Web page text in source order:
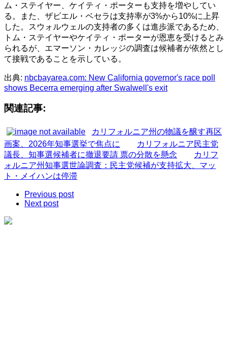
ム・ステイヤー、ケイティ・ポーターも支持を増やしてい
る。また、ザビエル・ベセラは支持率が3%から10%に上昇
した。スウォルウェルの支持者の多くは進歩派であるため、
トム・ステイヤーやケイティ・ポーターが恩恵を受けるとみ
られるが、エマーソン・カレッジの調査は候補者が依然とし
て接戦であることを示している。
出典: nbcbayarea.com: New California governor's race poll
shows Becerra emerging after Swalwell's exit
関連記事:
カリフォルニア州の物議を醸す再区
画案、2026年知事選挙で焦点に
カリフォルニア民主党
議長、知事選候補者に撤退要請 票の分散を懸念
カリフ
ォルニア州知事選世論調査：民主党候補が支持拡大、マッ
ト・メイハンは停滞
Previous post
Next post